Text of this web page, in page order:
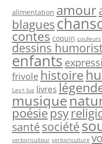
alimentation amour
blagues
contes coquin couleurs
dessins
enfants
frivole histoire
Les+ lus livres
musique
poésiepsy
santésociété
verboriculteur verboriculture